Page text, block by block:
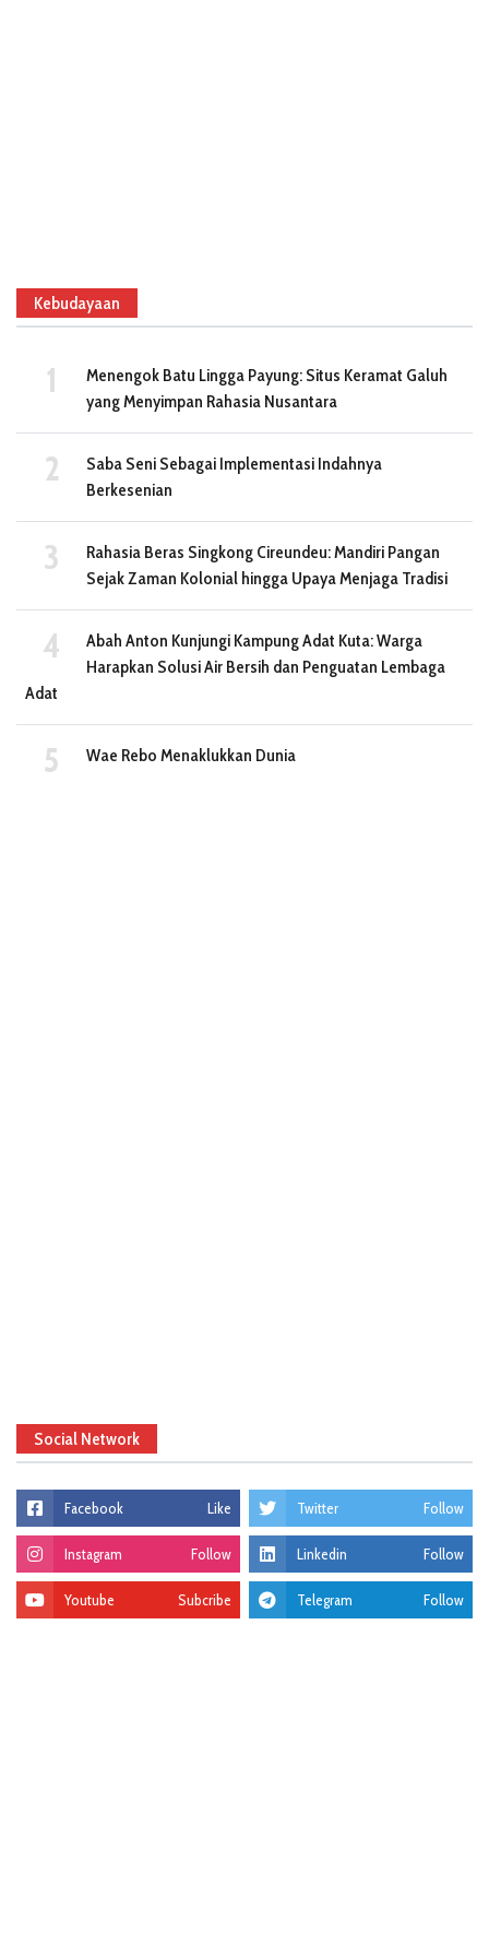
Kebudayaan
Menengok Batu Lingga Payung: Situs Keramat Galuh
yang Menyimpan Rahasia Nusantara
Saba Seni Sebagai Implementasi Indahnya
Berkesenian
Rahasia Beras Singkong Cireundeu: Mandiri Pangan
Sejak Zaman Kolonial hingga Upaya Menjaga Tradisi
Abah Anton Kunjungi Kampung Adat Kuta: Warga
Harapkan Solusi Air Bersih dan Penguatan Lembaga
Adat
Wae Rebo Menaklukkan Dunia
Social Network
Facebook Like Twitter Follow
Instagram Follow Linkedin Follow
Youtube Subcribe Telegram Follow